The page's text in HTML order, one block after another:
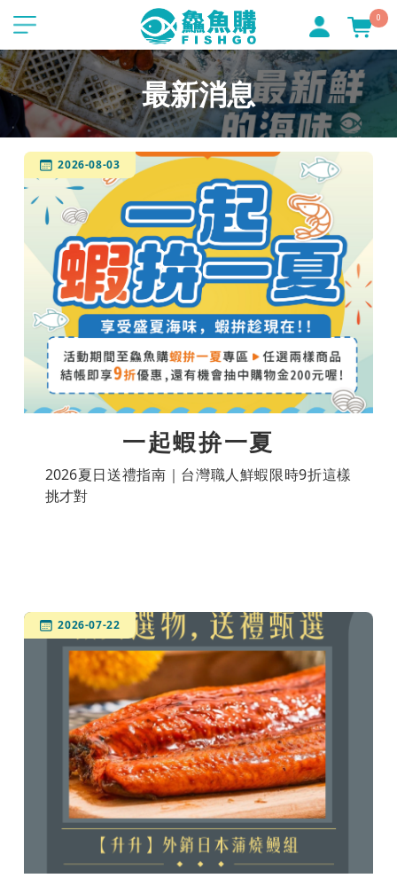
0
最新消息
一起蝦拚一夏
2026夏日送禮指南｜台灣職人鮮蝦限時9折這樣
挑才對
2026-08-03
2026-07-22